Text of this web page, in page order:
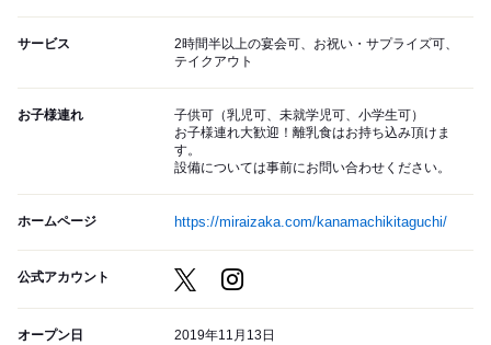
サービス
2時間半以上の宴会可、お祝い・サプライズ可、
テイクアウト
お子様連れ
子供可（乳児可、未就学児可、小学生可）
お子様連れ大歓迎！離乳食はお持ち込み頂けま
す。
設備については事前にお問い合わせください。
ホームページ https://miraizaka.com/kanamachikitaguchi/
公式アカウント
オープン日 2019年11月13日